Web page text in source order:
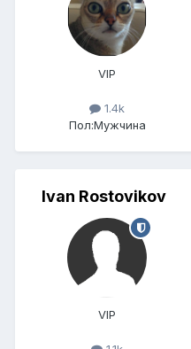
VIP
1.4k
Пол:Мужчина
Ivan Rostovikov
VIP